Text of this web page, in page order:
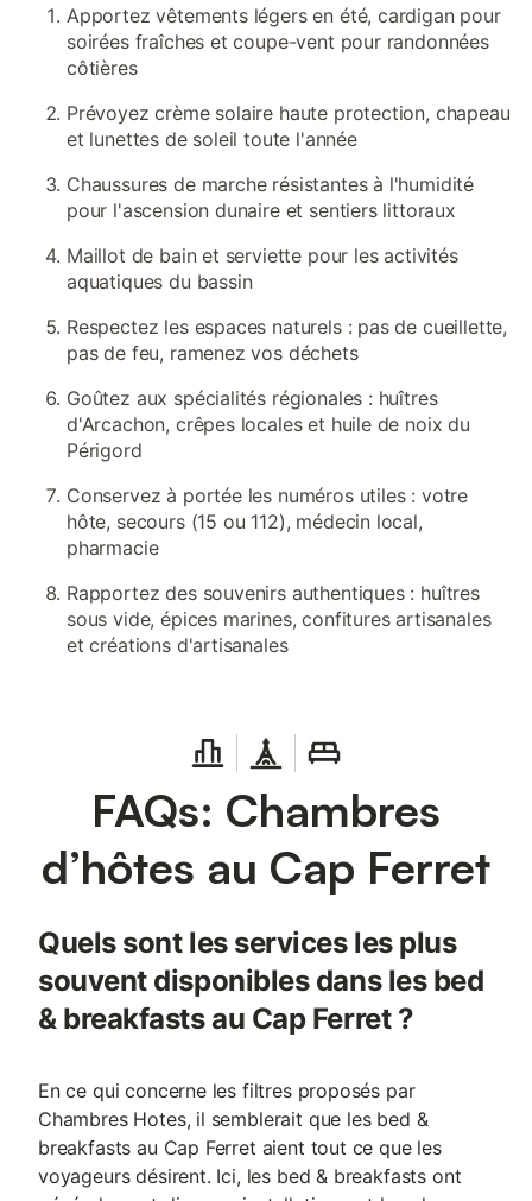
Apportez vêtements légers en été, cardigan pour
soirées fraîches et coupe-vent pour randonnées
côtières
Prévoyez crème solaire haute protection, chapeau
et lunettes de soleil toute l'année
Chaussures de marche résistantes à l'humidité
pour l'ascension dunaire et sentiers littoraux
Maillot de bain et serviette pour les activités
aquatiques du bassin
Respectez les espaces naturels : pas de cueillette,
pas de feu, ramenez vos déchets
Goûtez aux spécialités régionales : huîtres
d'Arcachon, crêpes locales et huile de noix du
Périgord
Conservez à portée les numéros utiles : votre
hôte, secours (15 ou 112), médecin local,
pharmacie
Rapportez des souvenirs authentiques : huîtres
sous vide, épices marines, confitures artisanales
et créations d'artisanales
FAQs: Chambres
d’hôtes au Cap Ferret
Quels sont les services les plus
souvent disponibles dans les bed
& breakfasts au Cap Ferret ?
En ce qui concerne les filtres proposés par
Chambres Hotes, il semblerait que les bed &
breakfasts au Cap Ferret aient tout ce que les
voyageurs désirent. Ici, les bed & breakfasts ont